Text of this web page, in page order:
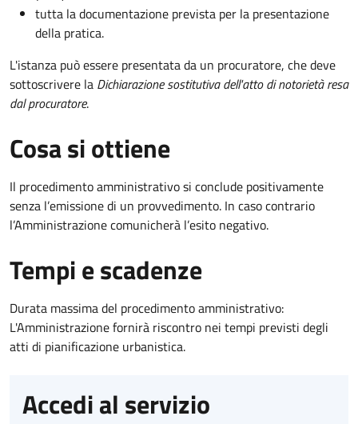
tutta la documentazione prevista per la presentazione
della pratica.
L'istanza può essere presentata da un procuratore, che deve
sottoscrivere la Dichiarazione sostitutiva dell'atto di notorietà resa
dal procuratore.
Cosa si ottiene
Il procedimento amministrativo si conclude positivamente
senza l’emissione di un provvedimento. In caso contrario
l’Amministrazione comunicherà l’esito negativo.
Tempi e scadenze
Durata massima del procedimento amministrativo:
L'Amministrazione fornirà riscontro nei tempi previsti degli
atti di pianificazione urbanistica.
Accedi al servizio